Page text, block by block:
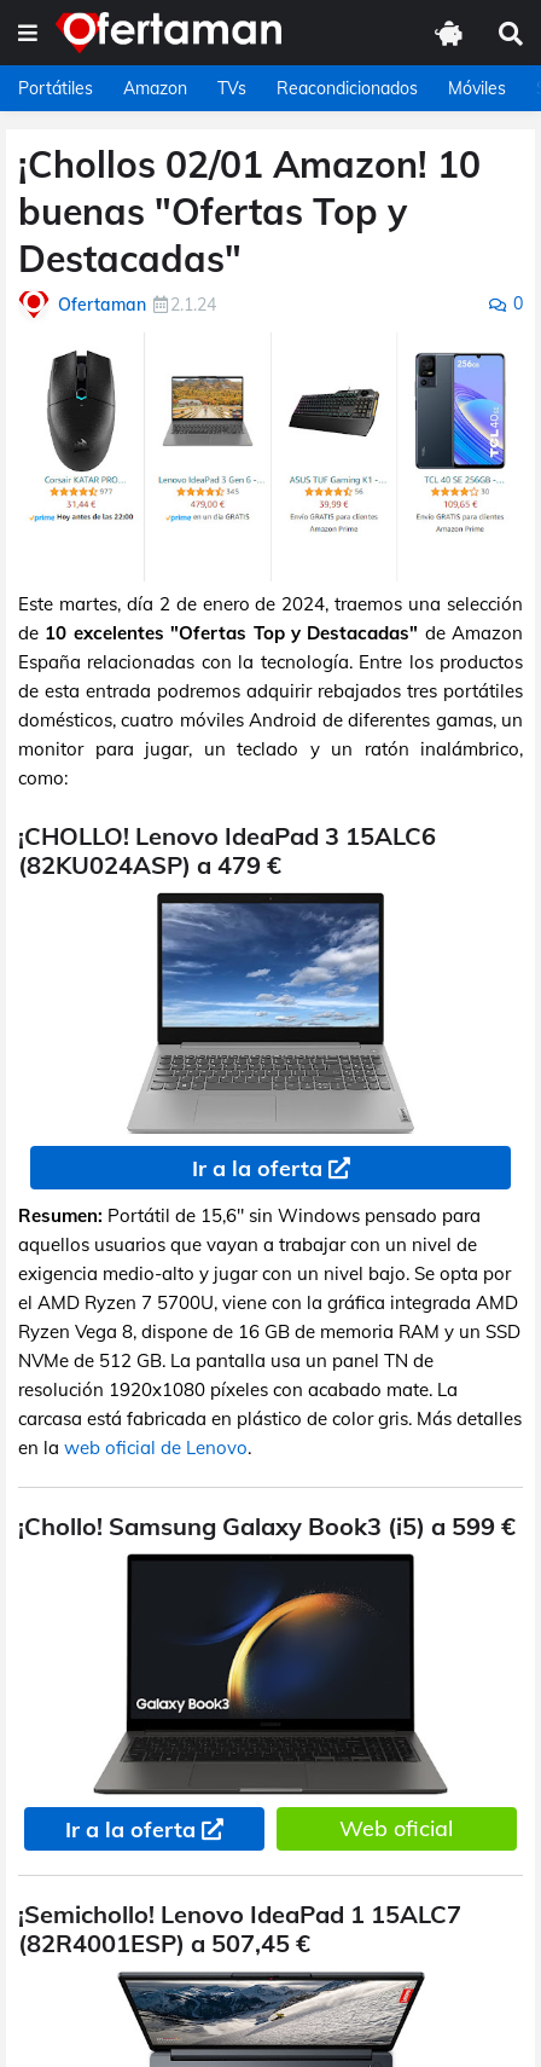
Portátiles Amazon TVs Reacondicionados Móviles
¡Chollos 02/01 Amazon! 10
buenas "Ofertas Top y
Destacadas"
Ofertaman 2.1.24 0
Este martes, día 2 de enero de 2024, traemos una selección
de 10 excelentes "Ofertas Top y Destacadas" de Amazon
España relacionadas con la tecnología. Entre los productos
de esta entrada podremos adquirir rebajados tres portátiles
domésticos, cuatro móviles Android de diferentes gamas, un
monitor para jugar, un teclado y un ratón inalámbrico,
como:
¡CHOLLO! Lenovo IdeaPad 3 15ALC6
(82KU024ASP) a 479 €
Ir a la oferta
Resumen: Portátil de 15,6" sin Windows pensado para
aquellos usuarios que vayan a trabajar con un nivel de
exigencia medio-alto y jugar con un nivel bajo. Se opta por
el AMD Ryzen 7 5700U, viene con la gráfica integrada AMD
Ryzen Vega 8, dispone de 16 GB de memoria RAM y un SSD
NVMe de 512 GB. La pantalla usa un panel TN de
resolución 1920x1080 píxeles con acabado mate. La
carcasa está fabricada en plástico de color gris. Más detalles
en la web oficial de Lenovo.
¡Chollo! Samsung Galaxy Book3 (i5) a 599 €
Ir a la oferta Web oficial
¡Semichollo! Lenovo IdeaPad 1 15ALC7
(82R4001ESP) a 507,45 €